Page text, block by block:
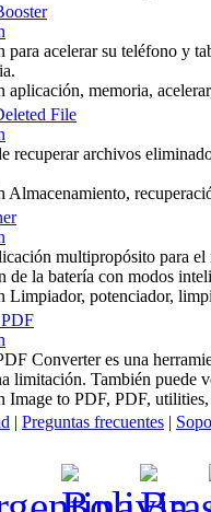
para acelerar su teléfono y
aplicación, memoria,
File
recuperar archivos
Almacenamiento,
multipropósito para
de la batería con modos
Limpiador, potenciador,
Converter es una
limitación. También puede
Image to PDF, PDF,
| Preguntas frecuentes |